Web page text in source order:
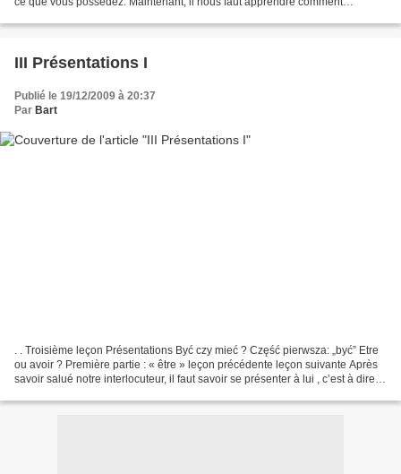
III Présentations I
Publié le 19/12/2009 à 20:37
Par Bart
. . Troisième leçon Présentations Być czy mieć ? Część pierwsza: „być” Etre
ou avoir ? Première partie : « être » leçon précédente leçon suivante Après
savoir salué notre interlocuteur, il faut savoir se présenter à lui , c’est à dire,